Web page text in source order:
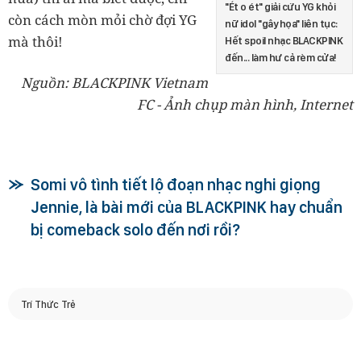
"Ét o ét" giải cứu YG khỏi
nữ idol "gây họa" liên tục:
Hết spoil nhạc BLACKPINK
đến... làm hư cả rèm cửa!
còn cách mòn mỏi chờ đợi YG
mà thôi!
Nguồn: BLACKPINK Vietnam
FC - Ảnh chụp màn hình, Internet
Somi vô tình tiết lộ đoạn nhạc nghi giọng
Jennie, là bài mới của BLACKPINK hay chuẩn
bị comeback solo đến nơi rồi?
Trí Thức Trẻ